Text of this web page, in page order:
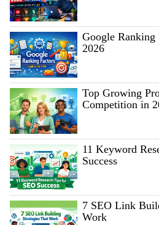
Google Ranking
2026
Top Growing
Competition in
11 Keyword
Success
7 SEO Link
Work